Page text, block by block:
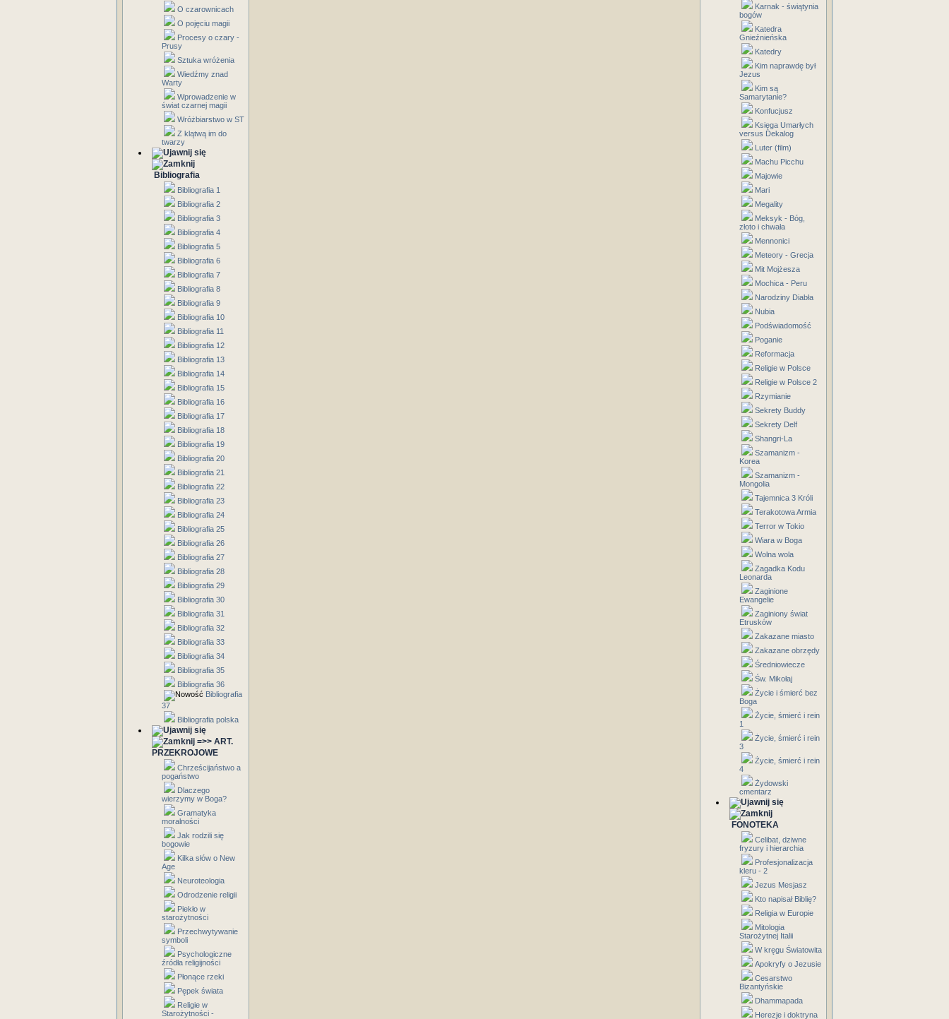
O czarownicach
O pojęciu magii
Procesy o czary -
Prusy
Sztuka wróżenia
Wiedźmy znad
Warty
Wprowadzenie w
świat czarnej magii
Wróżbiarstwo w ST
Z klątwą im do
twarzy
Bibliografia
Bibliografia 1
Bibliografia 2
Bibliografia 3
Bibliografia 4
Bibliografia 5
Bibliografia 6
Bibliografia 7
Bibliografia 8
Bibliografia 9
Bibliografia 10
Bibliografia 11
Bibliografia 12
Bibliografia 13
Bibliografia 14
Bibliografia 15
Bibliografia 16
Bibliografia 17
Bibliografia 18
Bibliografia 19
Bibliografia 20
Bibliografia 21
Bibliografia 22
Bibliografia 23
Bibliografia 24
Bibliografia 25
Bibliografia 26
Bibliografia 27
Bibliografia 28
Bibliografia 29
Bibliografia 30
Bibliografia 31
Bibliografia 32
Bibliografia 33
Bibliografia 34
Bibliografia 35
Bibliografia 36
Bibliografia
37
Bibliografia polska
=>> ART.
PRZEKROJOWE
Chrześcijaństwo a
pogaństwo
Dlaczego
wierzymy w Boga?
Gramatyka
moralności
Jak rodzili się
bogowie
Kilka słów o New
Age
Neuroteologia
Odrodzenie religii
Piekło w
starożytności
Przechwytywanie
symboli
Psychologiczne
źródła religijności
Płonące rzeki
Pępek świata
Religie w
Starożytności -
Karnak - świątynia
bogów
Katedra
Gnieźnieńska
Katedry
Kim naprawdę był
Jezus
Kim są
Samarytanie?
Konfucjusz
Księga Umarłych
versus Dekalog
Luter (film)
Machu Picchu
Majowie
Mari
Megality
Meksyk - Bóg,
złoto i chwała
Mennonici
Meteory - Grecja
Mit Mojżesza
Mochica - Peru
Narodziny Diabła
Nubia
Podświadomość
Poganie
Reformacja
Religie w Polsce
Religie w Polsce 2
Rzymianie
Sekrety Buddy
Sekrety Delf
Shangri-La
Szamanizm -
Korea
Szamanizm -
Mongolia
Tajemnica 3 Króli
Terakotowa Armia
Terror w Tokio
Wiara w Boga
Wolna wola
Zagadka Kodu
Leonarda
Zaginione
Ewangelie
Zaginiony świat
Etrusków
Zakazane miasto
Zakazane obrzędy
Średniowiecze
Św. Mikołaj
Życie i śmierć bez
Boga
Życie, śmierć i rein
1
Życie, śmierć i rein
3
Życie, śmierć i rein
4
Żydowski
cmentarz
FONOTEKA
Celibat, dziwne
fryzury i hierarchia
Profesjonalizacja
kleru - 2
Jezus Mesjasz
Kto napisał Biblię?
Religia w Europie
Mitologia
Starożytnej Italii
W kręgu Światowita
Apokryfy o Jezusie
Cesarstwo
Bizantyńskie
Dhammapada
Herezje i doktryna